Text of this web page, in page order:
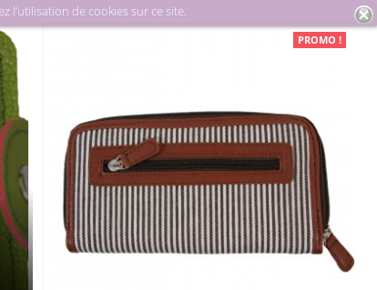
l’utilisation de cookies sur ce site.
PROMO !